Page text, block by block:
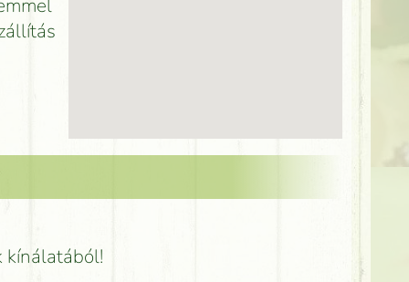
kínálatából!